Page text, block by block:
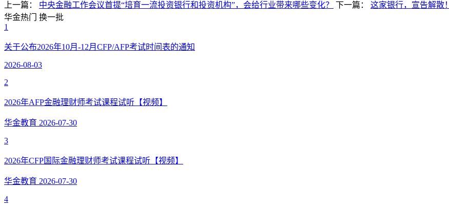
上一篇： 中央金融工作会议首提“培育一流投资银行和投资机构”，会给行业带来哪些变化？ 下一篇： 这家银行，宣告解散！
华金热门
换一批
1
关于公布2026年10月-12月CFP/AFP考试时间表的通知
2026-08-03
2
2026年AFP金融理财师考试课程试听【视频】
华金教育 2026-07-30
3
2026年CFP国际金融理财师考试课程试听【视频】
华金教育 2026-07-30
4